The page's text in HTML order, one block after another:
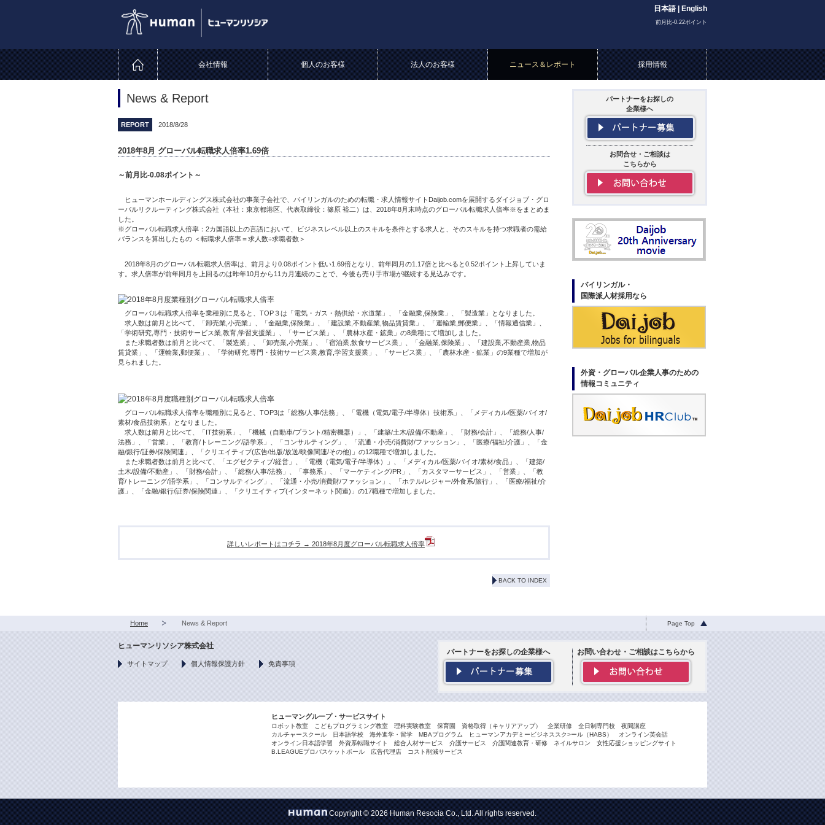
前月比-0.22ポイント
日本語 English
会社情報 個人のお客様 法人のお客様 ニュース＆レポート 採用情報
News & Report
REPORT 2018/8/28
2018年8月 グローバル転職求人倍率1.69倍
～前月比-0.08ポイント～
ヒューマンホールディングス株式会社の事業子会社で、バイリンガルのための転職・求人情報サイトDaijob.comを展開するダイジョブ・グロ
ーバルリクルーティング株式会社（本社：東京都港区、代表取締役：篠原 裕二）は、2018年8月末時点のグローバル転職求人倍率※をまとめま
した。
※グローバル転職求人倍率：2カ国語以上の言語において、ビジネスレベル以上のスキルを条件とする求人と、そのスキルを持つ求職者の需給
バランスを算出したもの ＜転職求人倍率＝求人数÷求職者数＞
2018年8月のグローバル転職求人倍率は、前月より0.08ポイント低い1.69倍となり、前年同月の1.17倍と比べると0.52ポイント上昇していま
す。求人倍率が前年同月を上回るのは昨年10月から11カ月連続のことで、今後も売り手市場が継続する見込みです。
グローバル転職求人倍率を業種別に見ると、TOP３は「電気・ガス・熱供給・水道業」、「金融業,保険業」、「製造業」となりました。
求人数は前月と比べて、「卸売業,小売業」、「金融業,保険業」、「建設業,不動産業,物品賃貸業」、「運輸業,郵便業」、「情報通信業」、
「学術研究,専門・技術サービス業,教育,学習支援業」、「サービス業」、「農林水産・鉱業」の8業種にて増加しました。
また求職者数は前月と比べて、「製造業」、「卸売業,小売業」、「宿泊業,飲食サービス業」、「金融業,保険業」、「建設業,不動産業,物品
賃貸業」、「運輸業,郵便業」、「学術研究,専門・技術サービス業,教育,学習支援業」、「サービス業」、「農林水産・鉱業」の9業種で増加が
見られました。
グローバル転職求人倍率を職種別に見ると、TOP3は「総務/人事/法務」、「電機（電気/電子/半導体）技術系」、「メディカル/医薬/バイオ/
素材/食品技術系」となりました。
求人数は前月と比べて、「IT技術系」、「機械（自動車/プラント/精密機器）」、「建築/土木/設備/不動産」、「財務/会計」、「総務/人事/
法務」、「営業」、「教育/トレーニング/語学系」、「コンサルティング」、「流通・小売/消費財/ファッション」、「医療/福祉/介護」、「金
融/銀行/証券/保険関連」、「クリエイティブ(広告/出版/放送/映像関連/その他)」の12職種で増加しました。
また求職者数は前月と比べて、「エグゼクティブ/経営」、「電機（電気/電子/半導体）」、「メディカル/医薬/バイオ/素材/食品」、「建築/
土木/設備/不動産」、「財務/会計」、「総務/人事/法務」、「事務系」、「マーケティング/PR」、「カスタマーサービス」、「営業」、「教
育/トレーニング/語学系」、「コンサルティング」、「流通・小売/消費財/ファッション」、「ホテル/レジャー/外食系/旅行」、「医療/福祉/介
護」、「金融/銀行/証券/保険関連」、「クリエイティブ(インターネット関連)」の17職種で増加しました。
詳しいレポートはコチラ → 2018年8月度グローバル転職求人倍率
BACK TO INDEX
パートナーをお探しの
企業様へ
お問合せ・ご相談は
こちらから
バイリンガル・
国際派人材採用なら
外資・グローバル企業人事のための
情報コミュニティ
Home News & Report Page Top
ヒューマンリソシア株式会社
サイトマップ 個人情報保護方針 免責事項
パートナーをお探しの企業様へ お問い合わせ・ご相談はこちらから
ヒューマングループ・サービスサイト
ロボット教室 こどもプログラミング教室 理科実験教室 保育園 資格取得（キャリアアップ） 企業研修 全日制専門校
夜間講座
カルチャースクール
日本語学校 海外進学・留学 MBAプログラム ヒューマンアカデミービジネススク>ール（HABS）
オンライン英会話
オンライン日本語学習
外資系転職サイト 総合人材サービス 介護サービス 介護関連教育・研修 ネイルサロン
女性応援ショッピングサイト
B.LEAGUEプロバスケットボール
広告代理店 コスト削減サービス
Copyright © 2026 Human Resocia Co., Ltd. All rights reserved.